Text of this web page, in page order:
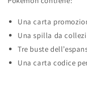
Una carta
Una spilla da
Tre buste
Una carta codice